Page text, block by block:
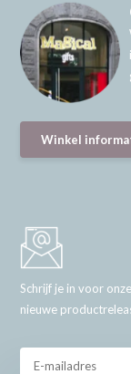
Winkel
Schrijf je in voor
nieuwe